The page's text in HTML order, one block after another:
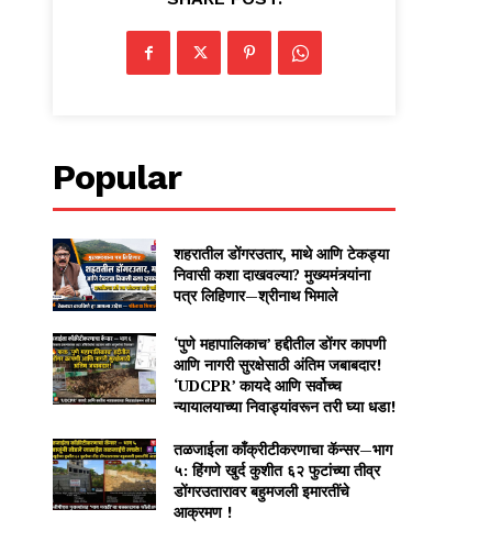
Popular
शहरातील डोंगरउतार, माथे आणि टेकड्या
निवासी कशा दाखवल्या? मुख्यमंत्र्यांना
पत्र लिहिणार—श्रीनाथ भिमाले
‘पुणे महापालिकाच’ हद्दीतील डोंगर कापणी
आणि नागरी सुरक्षेसाठी अंतिम जबाबदार!
‘UDCPR’ कायदे आणि सर्वोच्च
न्यायालयाच्या निवाड्यांवरून तरी घ्या धडा!
तळजाईला काँक्रीटीकरणाचा कॅन्सर—भाग
५: हिंगणे खुर्द कुशीत ६२ फुटांच्या तीव्र
डोंगरउतारावर बहुमजली इमारतींचे
आक्रमण !